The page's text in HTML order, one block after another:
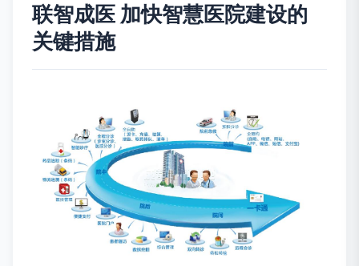
联智成医 加快智慧医院建设的
关键措施